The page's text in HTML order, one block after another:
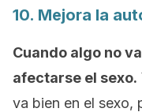
10. Mejora la
Cuando algo no
afectarse el sexo.
va bien en el sexo,